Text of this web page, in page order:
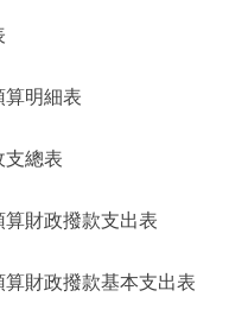
明細表
總表
財政撥款支出表
財政撥款基本支出表